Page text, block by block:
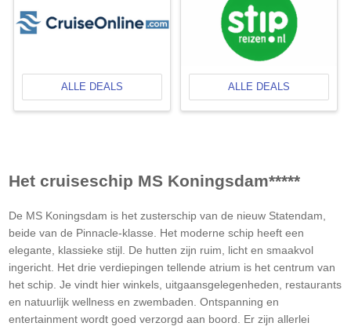
ALLE DEALS ALLE DEALS
Het cruiseschip MS Koningsdam*****
De MS Koningsdam is het zusterschip van de nieuw Statendam,
beide van de Pinnacle-klasse. Het moderne schip heeft een
elegante, klassieke stijl. De hutten zijn ruim, licht en smaakvol
ingericht. Het drie verdiepingen tellende atrium is het centrum van
het schip. Je vindt hier winkels, uitgaansgelegenheden, restaurants
en natuurlijk wellness en zwembaden. Ontspanning en
entertainment wordt goed verzorgd aan boord. Er zijn allerlei